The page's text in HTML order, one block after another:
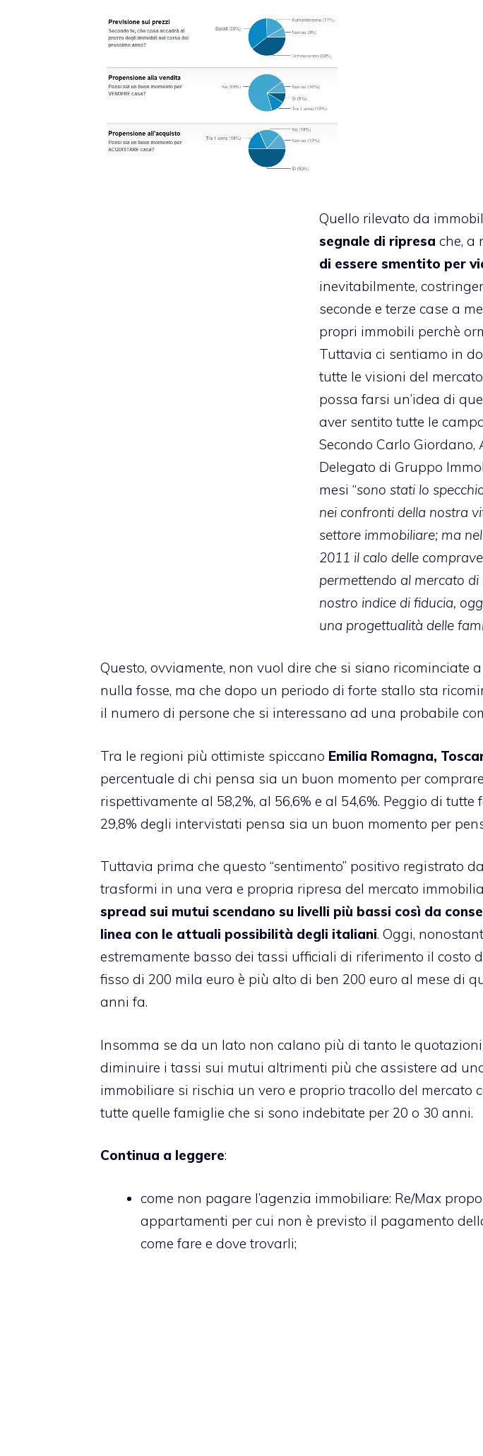
Quello rilevato da
segnale di ripresa che, a
di essere smentito per
inevitabilmente,
seconde e terze case a
propri immobili perchè
Tuttavia ci sentiamo in
tutte le visioni del
possa farsi un’idea di
aver sentito tutte le
Secondo Carlo Giordano,
Delegato di Gruppo
mesi “sono stati lo
nei confronti della nostra
settore immobiliare; ma
2011 il calo delle
permettendo al mercato
nostro indice di fiducia,
una progettualità delle
Questo, ovviamente, non vuol dire che si siano ricominciate
nulla fosse, ma che dopo un periodo di forte stallo sta
il numero di persone che si interessano ad una probabile
Tra le regioni più ottimiste spiccano Emilia Romagna,
percentuale di chi pensa sia un buon momento per
rispettivamente al 58,2%, al 56,6% e al 54,6%. Peggio di tutte
29,8% degli intervistati pensa sia un buon momento per
Tuttavia prima che questo “sentimento” positivo registrato
trasformi in una vera e propria ripresa del mercato
spread sui mutui scendano su livelli più bassi così da
linea con le attuali possibilità degli italiani. Oggi,
estremamente basso dei tassi ufficiali di riferimento il costo
fisso di 200 mila euro è più alto di ben 200 euro al mese di
anni fa.
Insomma se da un lato non calano più di tanto le
diminuire i tassi sui mutui altrimenti più che assistere ad
immobiliare si rischia un vero e proprio tracollo del mercato
tutte quelle famiglie che si sono indebitate per 20 o 30 anni.
Continua a leggere:
come non pagare l’agenzia immobiliare: Re/Max
appartamenti per cui non è previsto il pagamento
come fare e dove trovarli;